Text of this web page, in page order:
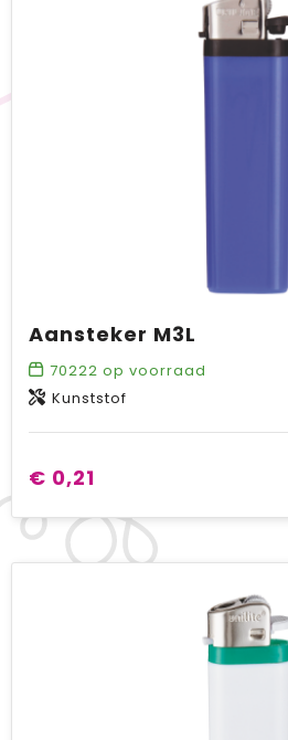
Brievenbuspakketten
Aansteker M3L
70222 op voorraad
Kunststof
€ 0,21